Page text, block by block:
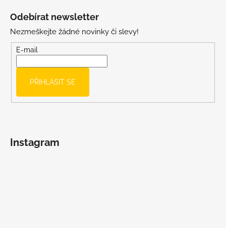
Odebírat newsletter
Nezmeškejte žádné novinky či slevy!
E-mail
PŘIHLÁSIT SE
Instagram